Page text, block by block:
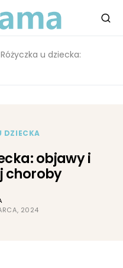
Różyczka u dziecka:
DZIECKA
objawy i
choroby
2024